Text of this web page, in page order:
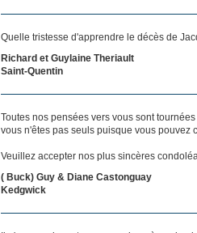
Quelle tristesse d'apprendre le décès de
Richard et Guylaine Theriault
Saint-Quentin
Toutes nos pensées vers vous sont
vous n'êtes pas seuls puisque vous pouvez
Veuillez accepter nos plus sincères
( Buck) Guy & Diane Castonguay
Kedgwick